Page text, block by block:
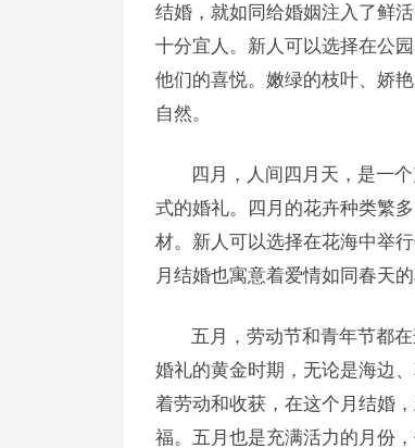
结婚，就如同给婚姻注入了鲜
十分宜人。新人可以选择在公
他们的喜悦。嫩绿的枝叶、娇
自然。
四月，人间四月天，是一
式的婚礼。四月的花卉种类繁
材。新人可以选择在花海中举
月结婚也寓意着爱情如同春天
五月，劳动节和青年节都
婚礼的黄金时期，无论是海边
着劳动和收获，在这个月结婚
福。五月也是充满活力的月份